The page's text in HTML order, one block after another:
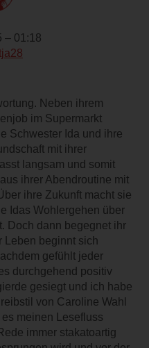
– 01:18
Neben ihrem
im Supermarkt
Schwester Ida und ihre
mit ihrer
langsam und somit
ihrer Abendroutine mit
ihre Zukunft macht sie
Idas Wohlergehen über
Doch dann begegnet ihr
Leben beginnt sich
gefühlt jeder
durchgehend positiv
gesiegt und ich habe
von Caroline Wahl
meinen Lesefluss
immer stakatoartig